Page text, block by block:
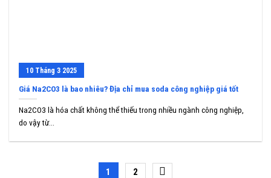
10 Tháng 3 2025
Giá Na2CO3 là bao nhiêu? Địa chỉ mua soda công nghiệp giá tốt
Na2CO3 là hóa chất không thể thiếu trong nhiều ngành công nghiệp,
do vậy từ...
1 2